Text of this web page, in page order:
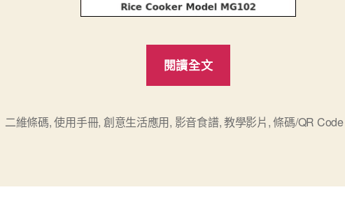
閱讀全文
用
的
二維條碼,使用手冊, 創意生活應用, 影音食譜,教學影片,條碼/QR Code